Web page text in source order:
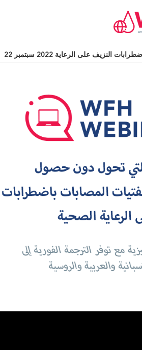
على الرعاية 2022 سبتمبر 22